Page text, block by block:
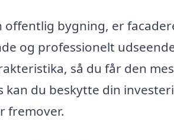
bygning, er
og professionelt
så du får den
du beskytte din
fremover.